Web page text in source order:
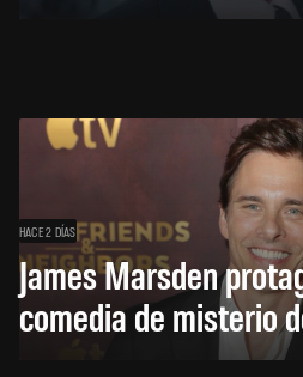
HACE 2 DÍAS
James Marsden
comedia de misterio